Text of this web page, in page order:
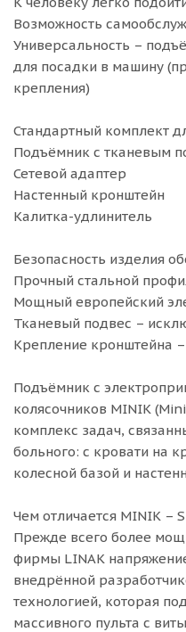
Возможность
Универсальность –
для посадки в машину
крепления)
Стандартный комплект
Подъёмник с тканевым
Сетевой адаптер
Настенный кронштейн
Калитка-удлинитель
Безопасность изделия
Прочный стальной
Мощный европейский
Тканевый подвес –
Крепление кронштейна
Подъёмник с
колясочников MINIK
комплекс задач,
больного: с кровати на
колесной базой и
Чем отличается MINIK –
Прежде всего более
фирмы LINAK
внедрённой
технологией, которая
массивного пульта с